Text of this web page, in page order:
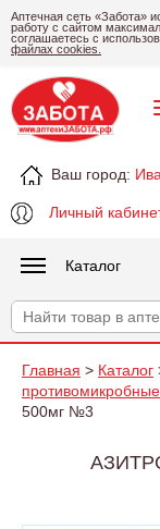
Аптечная сеть «Забота»
работу с сайтом
соглашаетесь с
файлах cookies.
Ваш город:
Личный
Каталог
Главная > Каталог
500мг №3